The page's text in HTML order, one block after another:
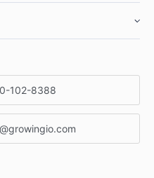
102-8388